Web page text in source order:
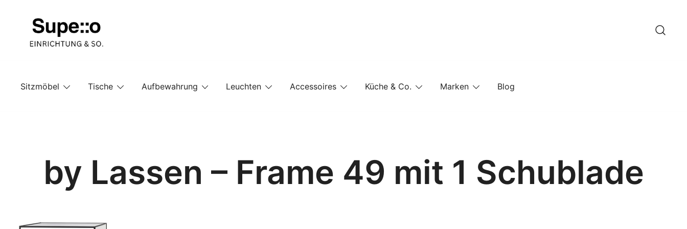
Sitzmöbel
Tische Aufbewahrung Leuchten Accessoires Küche & Co. Marken Blog
by Lassen – Frame 49 mit 1 Schublade